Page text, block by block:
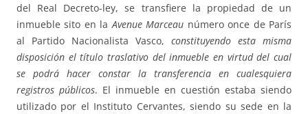
del Real Decreto-ley, se transfiere la propiedad de un
inmueble sito en laAvenue Marceau número once de París
al Partido Nacionalista Vasco, constituyendo esta misma
disposición el título traslativo del inmueble en virtud del cual
se podrá hacer constar la transferencia en cualesquiera
registros públicos. El inmueble en cuestión estaba siendo
utilizado por el Instituto Cervantes, siendo su sede en la